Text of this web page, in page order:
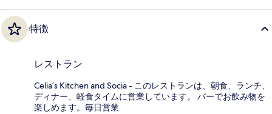
特徴
レストラン
Celia’s Kitchen and Socia - このレストランは、朝食、ランチ、
ディナー、軽食タイムに営業しています。 バーでお飲み物を
楽しめます。毎日営業